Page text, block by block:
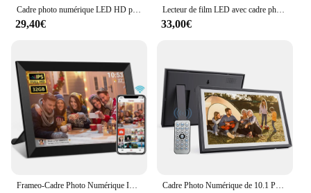
29,40€
Lecteur de film LED avec cadre photo numérique, album électronique, image, musique, vidéo, prise en charge de plusieurs langues, horloge, lecteur de calendrier, 7 pouces
33,00€
Frameo-Cadre Photo Numérique Intelligent, Écran Tactile HD IPS, 10.1x1280, 800 Pouces, WiFi, Électronique, 32 Go de Mémoire, Rotation existent Cadre Photo Numérique de 10.1 Pouces, Album Électronique de Bureau, Écran IPS 1280x800, Photo/Vidéo/Musique/Horloge/Calendrier, Support Arrière